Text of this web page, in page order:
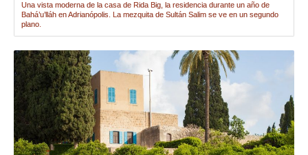
Una vista moderna de la casa de Rida Big, la residencia durante un año de
Bahá’u’lláh en Adrianópolis. La mezquita de Sultán Salim se ve en un segundo
plano.